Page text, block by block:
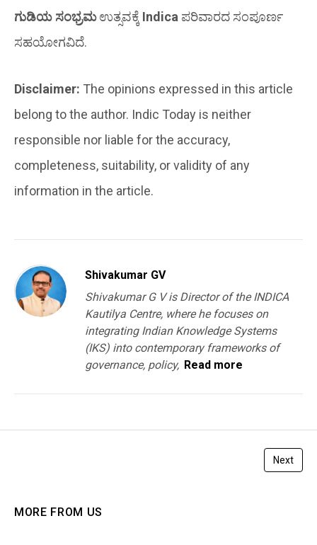
ಗುಡಿಯ ಸಂಭ್ರಮಉತ್ಸವಕ್ಕೆ Indica ಪರಿವಾರದ ಸಂಪೂರ್ಣ
ಸಹಯೋಗವಿದೆ.
Disclaimer: The opinions expressed in this article
belong to the author. Indic Today is neither
responsible nor liable for the accuracy,
completeness, suitability, or validity of any
information in the article.
Shivakumar GV
Shivakumar G V is Director of the INDICA
Kautilya Centre, where he focuses on
integrating Indian Knowledge Systems
(IKS) into contemporary frameworks of
governance, policy, Read more
Next
MORE FROM US